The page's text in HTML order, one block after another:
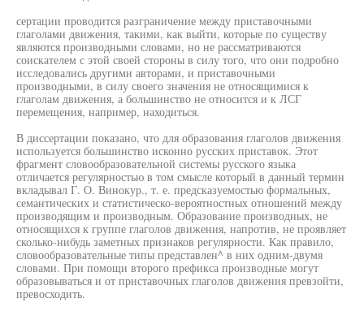
сертации проводится разграничение между приставочными
глаголами движения, такими, как выйти, которые по существу
являются производными словами, но не рассматриваются
соискателем с этой своей стороны в силу того, что они подробно
исследовались другими авторами, и приставочными
производными, в силу своего значения не относящимися к
глаголам движения, а большинство не относится и к ЛСГ
перемещения, например, находиться.
В диссертации показано, что для образования глаголов движения
используется большинство исконно русских приставок. Этот
фрагмент словообразовательной системы русского языка
отличается регулярностью в том смысле который в данный термин
вкладывал Г. О. Винокур., т. е. предсказуемостью формальных,
семантических и статистическо-вероятностных отношений между
производящим и производным. Образование производных, не
относящихся к группе глаголов движения, напротив, не проявляет
сколько-нибудь заметных признаков регулярности. Как правило,
словообразовательные типы представлен^ в них одним-двумя
словами. При помощи второго префикса производные могут
образовываться и от приставочных глаголов движения превзойти,
превосходить.